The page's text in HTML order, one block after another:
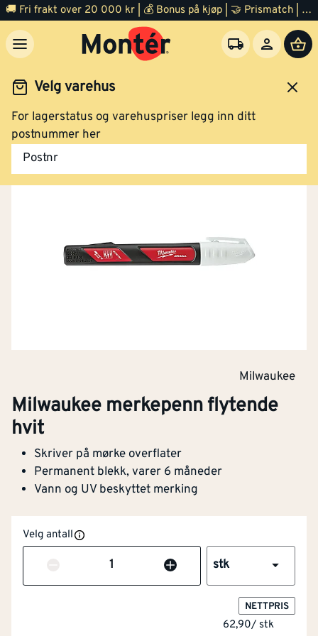
🚚 Fri frakt over 20 000 kr | 💰 Bonus på kjøp | 🤝 Prismatch | ⭐ 100% fornøyd garanti | 🏪 140 byggevarehus
Velg varehus
For lagerstatus og varehuspriser legg inn ditt
postnummer her
Postnr
Verktøy Måleverktøy
Milwaukee
Milwaukee merkepenn flytende
hvit
Skriver på mørke overflater
Permanent blekk, varer 6 måneder
Vann og UV beskyttet merking
Velg antall
Antall stk
NETTPRIS
62,90/ stk